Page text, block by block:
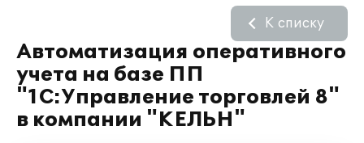
Автоматизация оперативного
учета на базе ПП
"1С:Управление торговлей 8"
в компании "КЕЛЬН"
К списку